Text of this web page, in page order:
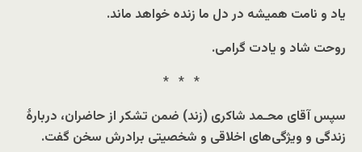
یاد و نامت همیشه در دل ما زنده خواهد ماند.
روحت شاد و یادت گرامى.
* * *
سپسآقای محـمد شاکری (زند) ضمن تشکر از حاضران، دربارهٔ
زندگی و ویژگی‌های اخلاقی و شخصیتی برادرش سخن گفت.